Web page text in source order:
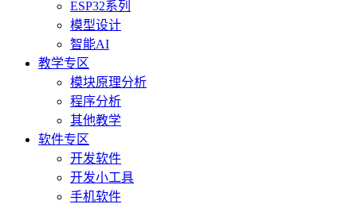
ESP32系列
模型设计
智能AI
教学专区
模块原理分析
程序分析
其他教学
软件专区
开发软件
开发小工具
手机软件